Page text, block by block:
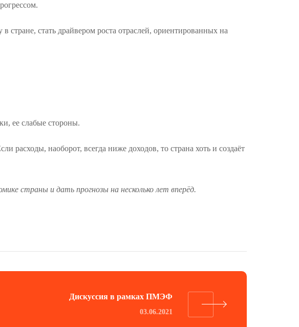
стране, стать драйвером роста отраслей, ориентированных на
ее слабые стороны.
расходы, наоборот, всегда ниже доходов, то страна хоть и создаёт
страны и дать прогнозы на несколько лет вперёд.
Дискуссия в рамках ПМЭФ
03.06.2021